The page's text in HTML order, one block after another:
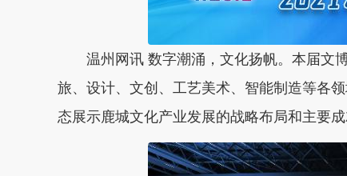
温州网讯 数字潮涌，文化扬帆。本届文
旅、设计、文创、工艺美术、智能制造等各
态展示鹿城文化产业发展的战略布局和主要成